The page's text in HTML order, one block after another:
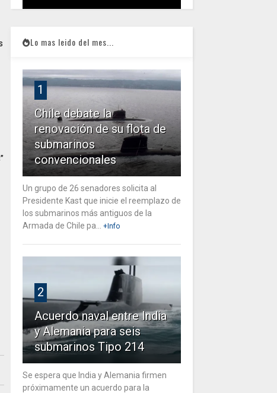
Lo mas leido del mes...
1
Chile debate la
renovación de su flota de
submarinos
convencionales
Un grupo de 26 senadores solicita al
Presidente Kast que inicie el reemplazo de
los submarinos más antiguos de la
Armada de Chile pa...
+Info
2
Acuerdo naval entre India
y Alemania para seis
submarinos Tipo 214
Se espera que India y Alemania firmen
próximamente un acuerdo para la